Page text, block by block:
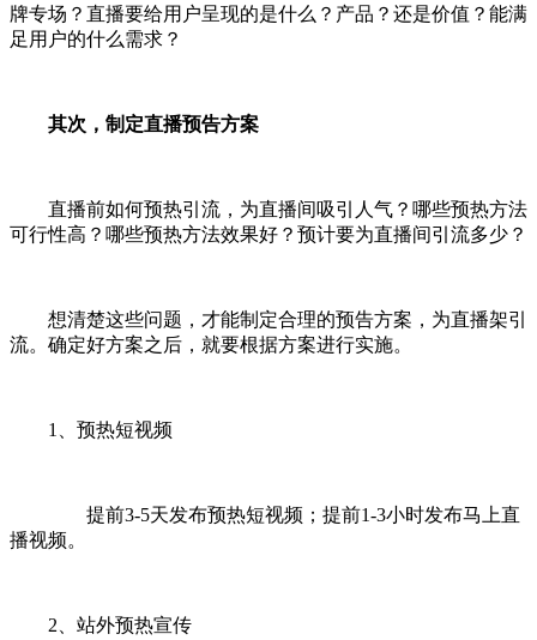
牌专场？直播要给用户呈现的是什么？产品？还是价值？能满
足用户的什么需求？
其次，制定直播预告方案
直播前如何预热引流，为直播间吸引人气？哪些预热方法
可行性高？哪些预热方法效果好？预计要为直播间引流多少？
想清楚这些问题，才能制定合理的预告方案，为直播架引
流。确定好方案之后，就要根据方案进行实施。
1、预热短视频
提前3-5天发布预热短视频；提前1-3小时发布马上直
播视频。
2、站外预热宣传